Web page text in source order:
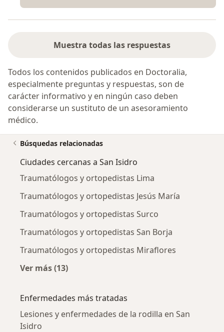
Muestra todas las respuestas
Todos los contenidos publicados en Doctoralia,
especialmente preguntas y respuestas, son de
carácter informativo y en ningún caso deben
considerarse un sustituto de un asesoramiento
médico.
Búsquedas relacionadas
Ciudades cercanas a San Isidro
Traumatólogos y ortopedistas Lima
Traumatólogos y ortopedistas Jesús María
Traumatólogos y ortopedistas Surco
Traumatólogos y ortopedistas San Borja
Traumatólogos y ortopedistas Miraflores
Ver más (13)
Enfermedades más tratadas
Lesiones y enfermedades de la rodilla en San
Isidro